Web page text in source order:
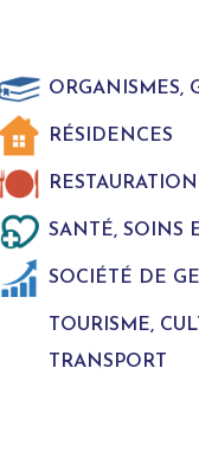
ORGANISMES,
RÉSIDENCES
SANTÉ, SOINS
SOCIÉTÉ DE
TOURISME,
TRANSPORT